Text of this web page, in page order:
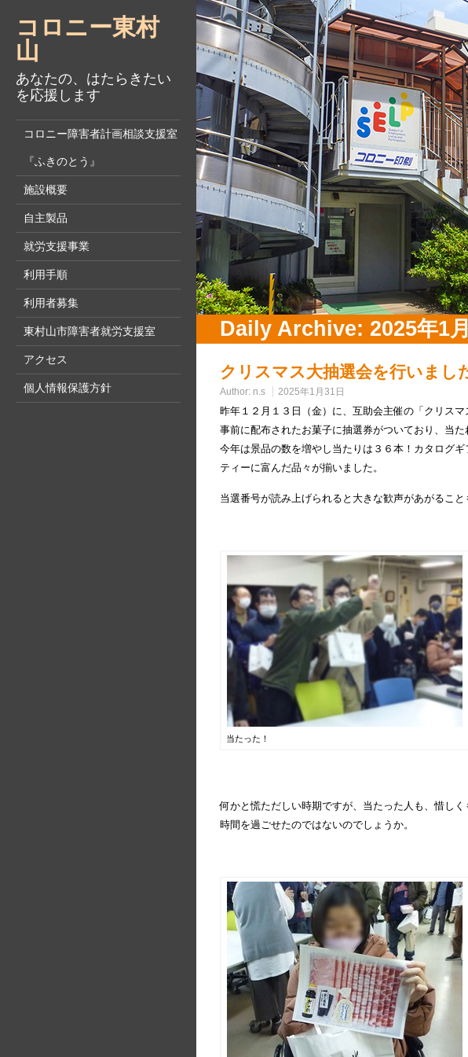
コロニー東村
山
あなたの、はたらきたい
を応援します
コロニー障害者計画相談支援室
『ふきのとう』
施設概要
自主製品
就労支援事業
利用手順
利用者募集
東村山市障害者就労支援室
アクセス
個人情報保護方針
Daily Archive: 2025年1
クリスマス大抽選会を行いまし
Author: n.s 2025年1月31日
昨年１２月１３日（金）に、互助会主催の「クリスマ
事前に配布されたお菓子に抽選券がついており、当た
今年は景品の数を増やし当たりは３６本！カタログ
ティーに富んだ品々が揃いました。
当選番号が読み上げられると大きな歓声があがること
当たった！
何かと慌ただしい時期ですが、当たった人も、惜し
時間を過ごせたのではないのでしょうか。